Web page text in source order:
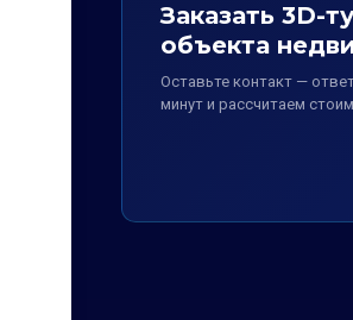
Заказать 3D-
объекта
Оставьте контакт —
минут и рассчитаем